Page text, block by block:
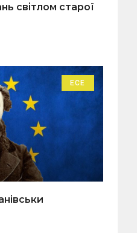
світлом старої
ЕСЕ